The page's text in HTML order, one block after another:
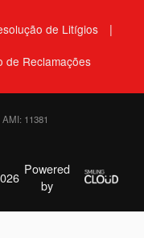
de Litígios |
de Reclamações
11381
Powered
by